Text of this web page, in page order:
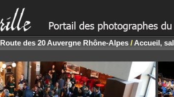
Route des 20 Auvergne Rhône-Alpes/Accueil,